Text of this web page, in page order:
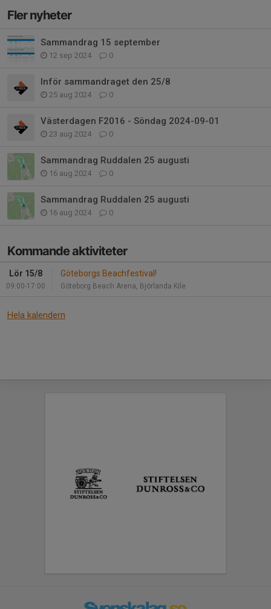
Fler nyheter
Sammandrag 15 september
12 sep 2024 0
Inför sammandraget den 25/8
25 aug 2024 0
Västerdagen F2016 - Söndag 2024-09-01
23 aug 2024 0
Sammandrag Ruddalen 25 augusti
16 aug 2024 0
Sammandrag Ruddalen 25 augusti
16 aug 2024 0
Kommande aktiviteter
Lör 15/8
09:00-17:00
Göteborgs Beachfestival!
Göteborg Beach Arena, Björlanda Kile
Hela kalendern